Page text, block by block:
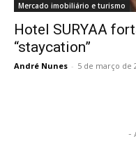
Mercado imobiliário e turismo
Hotel SURYAA
“staycation”
André Nunes - 5 de março de
-